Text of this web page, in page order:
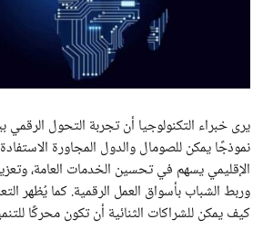
يرى خبراء التكنولوجيا أن تجربة التحول الرقمي
نموذجًا يمكن للصومال والدول المجاورة
الإقليمي يسهم في تحسين الخدمات العامة،
وربط الشباب بأسواق العمل الرقمية. كما يُظهر
كيف يمكن للشراكات الثنائية أن تكون محركًا